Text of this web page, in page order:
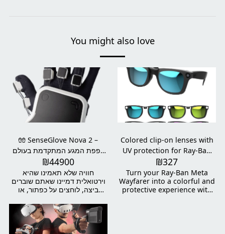
You might also love
🧤 SenseGlove Nova 2 –
כפפת המגע המתקדמת בעולם
למציאות מדומה
₪44900
חוויה שלא תאמינו שהיא
וירטואלית דמיינו שאתם שוברים
ביצה, לוחצים על כפתור, או
מדומה. עם SenseGlove Nova
2, תרגישו כל אובייקט וירטואלי
כאילו הוא אמיתי – כולל לחץ בכף
Colored clip-on lenses with
UV protection for Ray-Ban
Meta Wayfarer
₪327
Turn your Ray-Ban Meta
Wayfarer into a colorful and
protective experience with